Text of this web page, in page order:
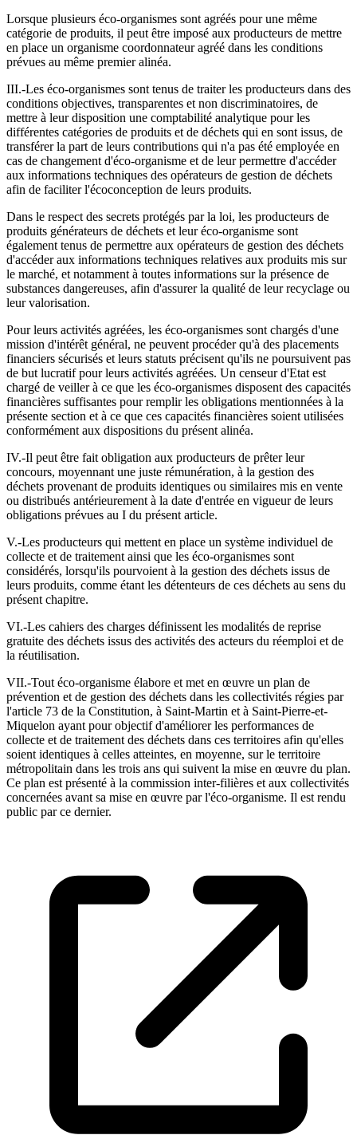
Lorsque plusieurs éco-organismes sont agréés pour une même
catégorie de produits, il peut être imposé aux producteurs de mettre
en place un organisme coordonnateur agréé dans les conditions
prévues au même premier alinéa.
III.-Les éco-organismes sont tenus de traiter les producteurs dans des
conditions objectives, transparentes et non discriminatoires, de
mettre à leur disposition une comptabilité analytique pour les
différentes catégories de produits et de déchets qui en sont issus, de
transférer la part de leurs contributions qui n'a pas été employée en
cas de changement d'éco-organisme et de leur permettre d'accéder
aux informations techniques des opérateurs de gestion de déchets
afin de faciliter l'écoconception de leurs produits.
Dans le respect des secrets protégés par la loi, les producteurs de
produits générateurs de déchets et leur éco-organisme sont
également tenus de permettre aux opérateurs de gestion des déchets
d'accéder aux informations techniques relatives aux produits mis sur
le marché, et notamment à toutes informations sur la présence de
substances dangereuses, afin d'assurer la qualité de leur recyclage ou
leur valorisation.
Pour leurs activités agréées, les éco-organismes sont chargés d'une
mission d'intérêt général, ne peuvent procéder qu'à des placements
financiers sécurisés et leurs statuts précisent qu'ils ne poursuivent pas
de but lucratif pour leurs activités agréées. Un censeur d'Etat est
chargé de veiller à ce que les éco-organismes disposent des capacités
financières suffisantes pour remplir les obligations mentionnées à la
présente section et à ce que ces capacités financières soient utilisées
conformément aux dispositions du présent alinéa.
IV.-Il peut être fait obligation aux producteurs de prêter leur
concours, moyennant une juste rémunération, à la gestion des
déchets provenant de produits identiques ou similaires mis en vente
ou distribués antérieurement à la date d'entrée en vigueur de leurs
obligations prévues au I du présent article.
V.-Les producteurs qui mettent en place un système individuel de
collecte et de traitement ainsi que les éco-organismes sont
considérés, lorsqu'ils pourvoient à la gestion des déchets issus de
leurs produits, comme étant les détenteurs de ces déchets au sens du
présent chapitre.
VI.-Les cahiers des charges définissent les modalités de reprise
gratuite des déchets issus des activités des acteurs du réemploi et de
la réutilisation.
VII.-Tout éco-organisme élabore et met en œuvre un plan de
prévention et de gestion des déchets dans les collectivités régies par
l'article 73 de la Constitution, à Saint-Martin et à Saint-Pierre-et-
Miquelon ayant pour objectif d'améliorer les performances de
collecte et de traitement des déchets dans ces territoires afin qu'elles
soient identiques à celles atteintes, en moyenne, sur le territoire
métropolitain dans les trois ans qui suivent la mise en œuvre du plan.
Ce plan est présenté à la commission inter-filières et aux collectivités
concernées avant sa mise en œuvre par l'éco-organisme. Il est rendu
public par ce dernier.